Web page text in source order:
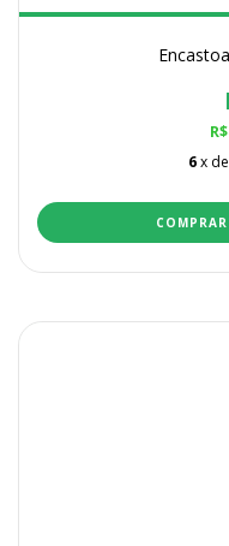
6 x de
COMPRAR